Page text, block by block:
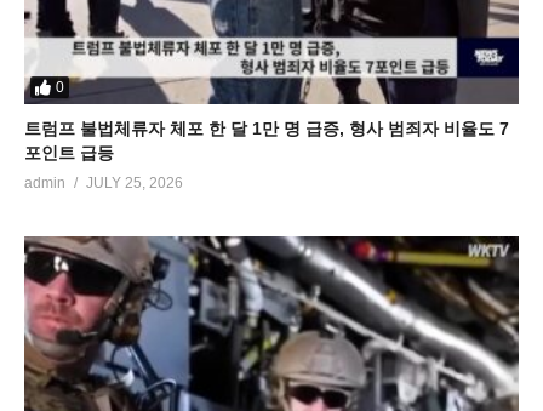
0
트럼프 불법체류자 체포 한 달 1만 명 급증, 형사 범죄자 비율도 7
포인트 급등
admin JULY 25, 2026